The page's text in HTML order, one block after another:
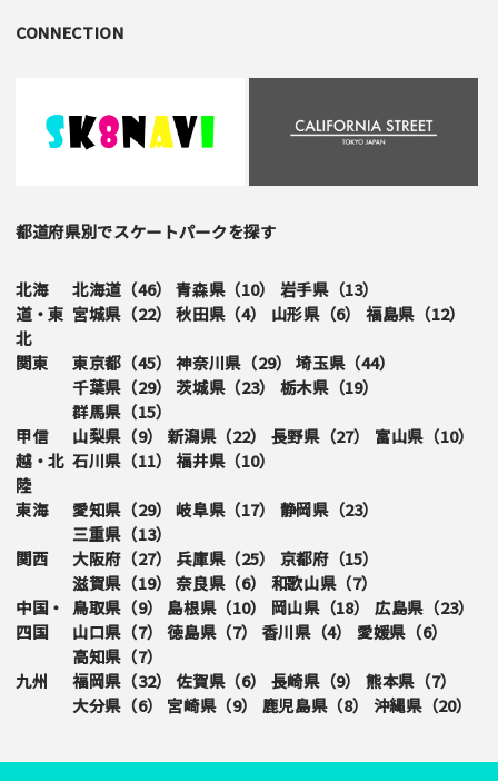
CONNECTION
都道府県別でスケートパークを探す
北海
道・東
北
北海道（46） 青森県（10） 岩手県（13）
宮城県（22） 秋田県（4） 山形県（6） 福島県（12）
関東 東京都（45） 神奈川県（29） 埼玉県（44）
千葉県（29） 茨城県（23） 栃木県（19）
群馬県（15）
甲信
越・北
陸
山梨県（9） 新潟県（22） 長野県（27） 富山県（10）
石川県（11） 福井県（10）
東海 愛知県（29） 岐阜県（17） 静岡県（23）
三重県（13）
関西
大阪府（27） 兵庫県（25） 京都府（15）
滋賀県（19） 奈良県（6） 和歌山県（7）
中国・
四国
鳥取県（9） 島根県（10） 岡山県（18） 広島県（23）
山口県（7） 徳島県（7） 香川県（4） 愛媛県（6）
高知県（7）
九州
福岡県（32） 佐賀県（6） 長崎県（9） 熊本県（7）
大分県（6） 宮崎県（9） 鹿児島県（8） 沖縄県（20）